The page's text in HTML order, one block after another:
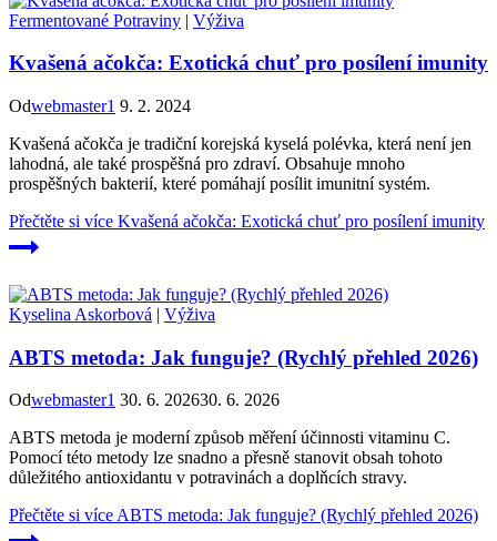
Fermentované Potraviny | Výživa
Kvašená ačokča: Exotická chuť pro posílení imunity
Odwebmaster1 9. 2. 2024
Kvašená ačokča je tradiční korejská kyselá polévka, která není jen
lahodná, ale také prospěšná pro zdraví. Obsahuje mnoho
prospěšných bakterií, které pomáhají posílit imunitní systém.
Přečtěte si více Kvašená ačokča: Exotická chuť pro posílení imunity
Kyselina Askorbová | Výživa
ABTS metoda: Jak funguje? (Rychlý přehled 2026)
Odwebmaster1 30. 6. 202630. 6. 2026
ABTS metoda je moderní způsob měření účinnosti vitaminu C.
Pomocí této metody lze snadno a přesně stanovit obsah tohoto
důležitého antioxidantu v potravinách a doplňcích stravy.
Přečtěte si víceABTS metoda: Jak funguje? (Rychlý přehled 2026)